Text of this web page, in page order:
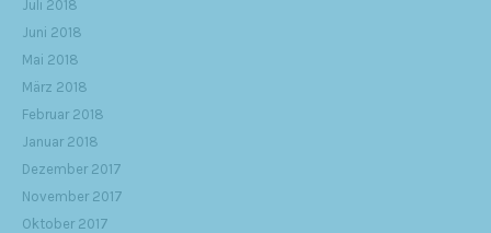
Juli 2018
Juni 2018
Mai 2018
März 2018
Februar 2018
Januar 2018
Dezember 2017
November 2017
Oktober 2017